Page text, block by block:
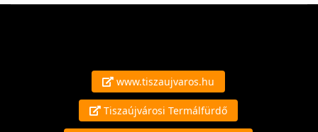
www.tiszaujvaros.hu
Tiszaújvárosi Termálfürdő